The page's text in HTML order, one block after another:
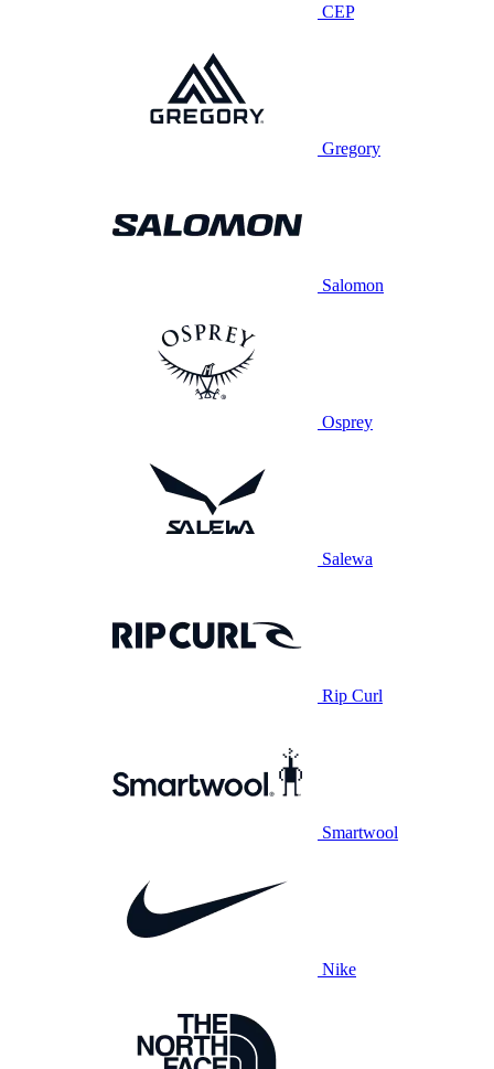
CEP
Gregory
Salomon
Osprey
Salewa
Rip Curl
Smartwool
Nike